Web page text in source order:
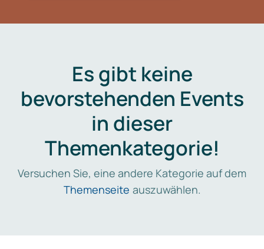
Es gibt keine
bevorstehenden Events
in dieser
Themenkategorie!
Versuchen Sie, eine andere Kategorie auf dem
Themenseite auszuwählen.